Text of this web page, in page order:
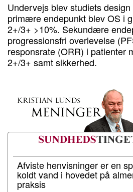
Undervejs blev studiets
primære endepunkt blev OS i
2+/3+ >10%. Sekundære
progressionsfri overlevelse
responsrate (ORR) i patienter
2+/3+ samt sikkerhed.
Afviste henvisninger er en
koldt vand i hovedet på
praksis